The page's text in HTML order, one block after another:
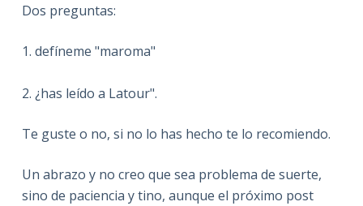
Dos preguntas:
1. defíneme "maroma"
2. ¿has leído a Latour".
Te guste o no, si no lo has hecho te lo recomiendo.
Un abrazo y no creo que sea problema de suerte,
sino de paciencia y tino, aunque el próximo post